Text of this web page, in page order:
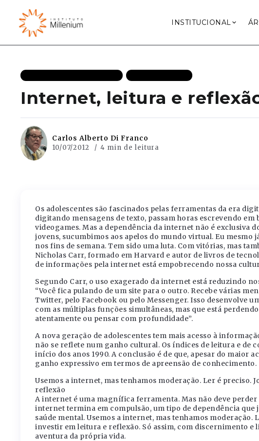
INSTITUCIONAL
Internet, leitura e
Carlos Alberto Di Franco
10/07/2012 4 min de leitura
Os adolescentes são fascinados pelas ferramentas da era
digitando mensagens de texto, passam horas escrevendo
videogames. Mas a dependência da internet não é exclusiva
jovens, sucumbimos aos apelos do mundo virtual. Eu mesmo
nos fins de semana. Tem sido uma luta. Com vitórias, mas
Nicholas Carr, formado em Harvard e autor de livros de
de informações pela internet está empobrecendo nossa
Segundo Carr, o uso exagerado da internet está reduzindo
“Você fica pulando de um site para o outro. Recebe várias
Twitter, pelo Facebook ou pelo Messenger. Isso desenvolve
com as múltiplas funções simultâneas, mas que está
atentamente ou pensar com profundidade”.
A nova geração de adolescentes tem mais acesso à
não se reflete num ganho cultural. Os índices de leitura e de
início dos anos 1990. A conclusão é de que, apesar do maior
ganho expressivo em termos de apreensão de conhecimento.
Usemos a internet, mas tenhamos moderação. Ler é preciso.
reflexão
A internet é uma magnífica ferramenta. Mas não deve
internet termina em compulsão, um tipo de dependência que
saúde mental. Usemos a internet, mas tenhamos moderação.
investir em leitura e reflexão. Só assim, com discernimento e
aventura da própria vida.